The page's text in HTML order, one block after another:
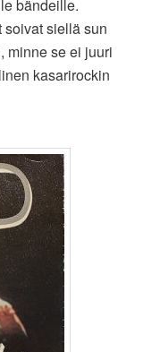
bändeille.
siellä sun
minne se ei juuri
kasarirockin